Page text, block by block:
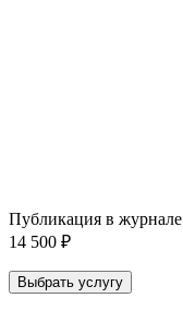
Публикация в
14 500 ₽
Выбрать услугу